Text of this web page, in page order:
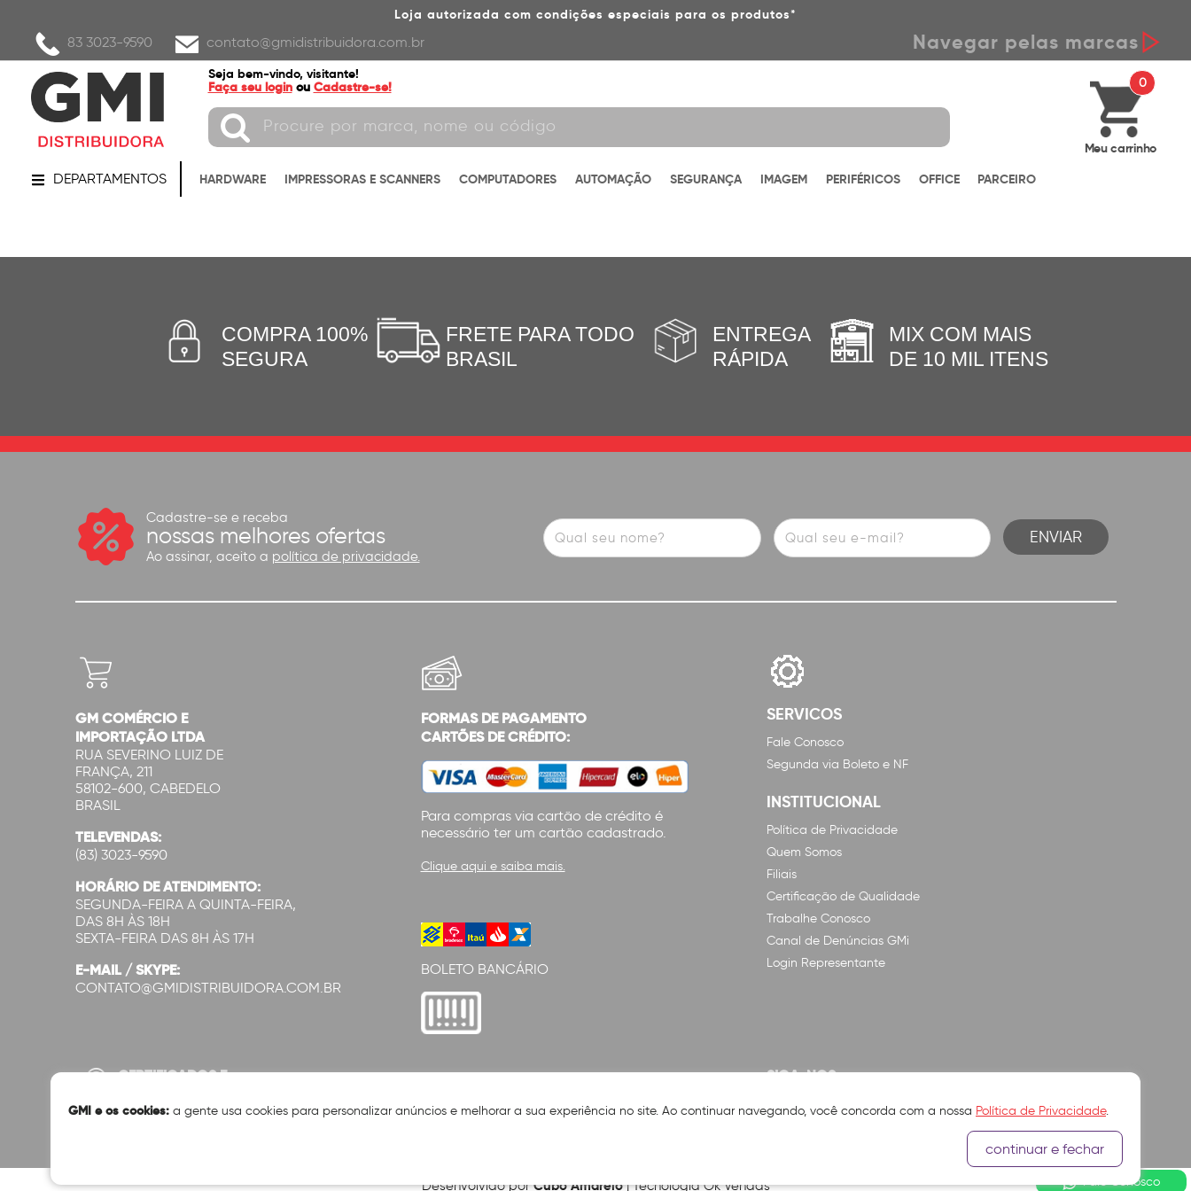
Loja autorizada com condições especiais para os produtos*
83 3023-9590 contato@gmidistribuidora.com.br Navegar pelas marcas
Seja bem-vindo, visitante!
Faça seu login ou Cadastre-se! 0
Meu carrinho
DEPARTAMENTOS HARDWARE IMPRESSORAS E SCANNERS COMPUTADORES AUTOMAÇÃO SEGURANÇA IMAGEM PERIFÉRICOS OFFICE PARCEIRO
COMPRA 100%
SEGURA
FRETE PARA TODO
BRASIL
ENTREGA
RÁPIDA
MIX COM MAIS
DE 10 MIL ITENS
Cadastre-se e receba
nossas melhores ofertas
Ao assinar, aceito a política de privacidade.
GM COMÉRCIO E
IMPORTAÇÃO LTDA
RUA SEVERINO LUIZ DE
FRANÇA, 211
58102-600, CABEDELO
BRASIL
TELEVENDAS:
(83) 3023-9590
HORÁRIO DE ATENDIMENTO:
SEGUNDA-FEIRA A QUINTA-FEIRA,
DAS 8H ÀS 18H
SEXTA-FEIRA DAS 8H ÀS 17H
E-MAIL / SKYPE:
CONTATO@GMIDISTRIBUIDORA.COM.BR
FORMAS DE PAGAMENTO
CARTÕES DE CRÉDITO:
Para compras via cartão de crédito é
necessário ter um cartão cadastrado.
Clique aqui e saiba mais.
BOLETO BANCÁRIO
SERVICOS
Fale Conosco
Segunda via Boleto e NF
INSTITUCIONAL
Política de Privacidade
Quem Somos
Filiais
Certificação de Qualidade
Trabalhe Conosco
Canal de Denúncias GMi
Login Representante
CERTIFICADOS E
SIGA-NOS
Desenvolvido porCubo Amarelo| Tecnologia Ok Vendas
GMI e os cookies: a gente usa cookies para personalizar anúncios e melhorar a sua experiência no site. Ao continuar navegando, você concorda com a nossa Política de Privacidade.
continuar e fechar
Fale Conosco